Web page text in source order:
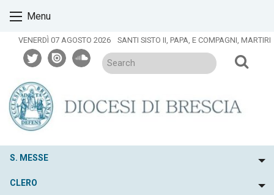
content
Menu
VENERDÌ 07 AGOSTO 2026 SANTI SISTO II, PAPA, E COMPAGNI, MARTIRI
twitterissuusoundcloud
S. MESSE
CLERO